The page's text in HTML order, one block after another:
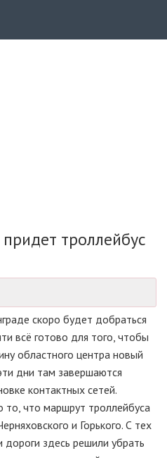
троллейбус
скоро будет добраться
всё готово для того, чтобы
областного центра новый
дни там завершаются
контактных сетей.
то, что маршрут троллейбуса
и Горького. С тех
дороги здесь решили убрать